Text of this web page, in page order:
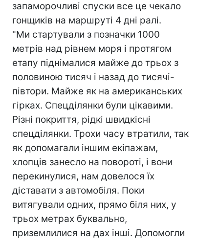
запаморочливі спуски все це чекало
гонщиків на маршруті 4 дні ралі.
"Ми стартували з позначки 1000
метрів над рівнем моря і протягом
етапу піднімалися майже до трьох з
половиною тисяч і назад до тисячі-
півтори. Майже як на американських
гірках. Спецділянки були цікавими.
Різні покриття, рідкі швидкісні
спецділянки. Трохи часу втратили, так
як допомагали іншим екіпажам,
хлопців занесло на повороті, і вони
перекинулися, нам довелося їх
діставати з автомобіля. Поки
витягували одних, прямо біля них, у
трьох метрах буквально,
приземлилися на дах інші. Допомогли